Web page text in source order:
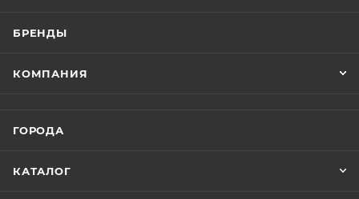
БРЕНДЫ
КОМПАНИЯ
ГОРОДА
КАТАЛОГ